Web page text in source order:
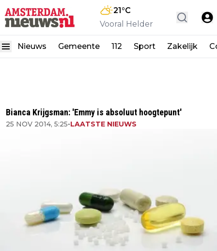
21°C
Vooral Helder
Nieuws Gemeente 112 Sport Zakelijk
Bianca Krijgsman: 'Emmy is absoluut hoogtepunt'
25 NOV 2014, 5:25•LAATSTE NIEUWS